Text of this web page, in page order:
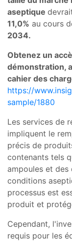
aseptique
11,0% au cours
2034.
Obtenez un
démonstration,
cahier des
https://
sample/1880
Les services de
impliquent le
précis de
contenants tels
ampoules et
conditions
processus est
produit et
Cependant,
requis pour les